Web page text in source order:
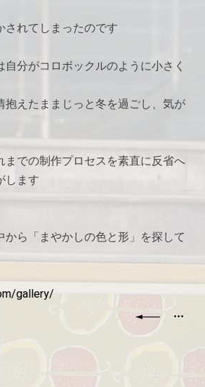
されてしまったのです
分がコロボックルのように小さく
抱えたままじっと冬を過ごし、気が
までの制作プロセスを素直に反省へ
します
から「まやかしの色と形」を探して
gallery/